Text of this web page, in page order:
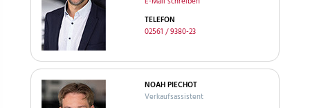
TELEFON
02561 / 9380-23
NOAH PIECHOT
Verkaufsassistent